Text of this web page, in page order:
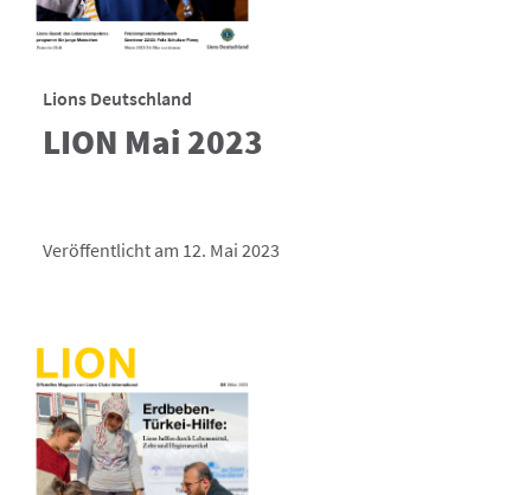
Lions Deutschland
LION Mai 2023
Veröffentlicht am 12. Mai 2023